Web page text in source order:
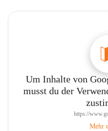
Um Inhalte von
musst du der
https://
Mehr